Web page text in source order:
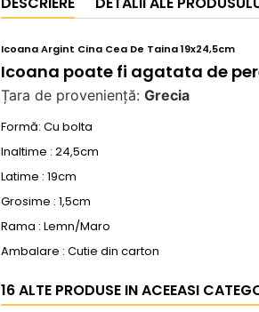
Icoana Argint Cina Cea De Taina 19x24,5cm
Icoana poate fi agatata de
Țara de proveniență: Grecia
Formă: Cu bolta
Inaltime : 24,5cm
Latime : 19cm
Grosime : 1,5cm
Rama : Lemn/Maro
Ambalare : Cutie din carton
16 ALTE PRODUSE IN ACEEASI